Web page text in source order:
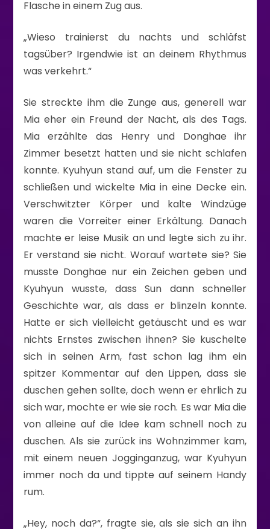
Flasche in einem Zug aus.
„Wieso trainierst du nachts und schläfst
tagsüber? Irgendwie ist an deinem Rhythmus
was verkehrt.“
Sie streckte ihm die Zunge aus, generell war
Mia eher ein Freund der Nacht, als des Tags.
Mia erzählte das Henry und Donghae ihr
Zimmer besetzt hatten und sie nicht schlafen
konnte. Kyuhyun stand auf, um die Fenster zu
schließen und wickelte Mia in eine Decke ein.
Verschwitzter Körper und kalte Windzüge
waren die Vorreiter einer Erkältung. Danach
machte er leise Musik an und legte sich zu ihr.
Er verstand sie nicht. Worauf wartete sie? Sie
musste Donghae nur ein Zeichen geben und
Kyuhyun wusste, dass Sun dann schneller
Geschichte war, als dass er blinzeln konnte.
Hatte er sich vielleicht getäuscht und es war
nichts Ernstes zwischen ihnen? Sie kuschelte
sich in seinen Arm, fast schon lag ihm ein
spitzer Kommentar auf den Lippen, dass sie
duschen gehen sollte, doch wenn er ehrlich zu
sich war, mochte er wie sie roch. Es war Mia die
von alleine auf die Idee kam schnell noch zu
duschen. Als sie zurück ins Wohnzimmer kam,
mit einem neuen Jogginganzug, war Kyuhyun
immer noch da und tippte auf seinem Handy
rum.
„Hey, noch da?“, fragte sie, als sie sich an ihn